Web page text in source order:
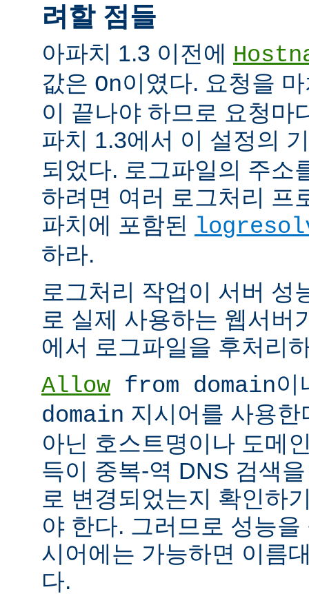
려할 점들
아파치 1.3 이전에
값은 On이였다. 요청을
이 끝나야 하므로 요청마
파치 1.3에서 이 설정의
되었다. 로그파일의 주소
하려면 여러 로그처리 프
파치에 포함된
하라.
로그처리 작업이 서버 성
로 실제 사용하는 웹서버
에서 로그파일을 후처리
Allow from domain이
domain 지시어를 사용
아닌 호스트명이나 도메
득이 중복-역 DNS 검색
로 변경되었는지 확인하
야 한다. 그러므로 성능
시어에는 가능하면 이름
다.